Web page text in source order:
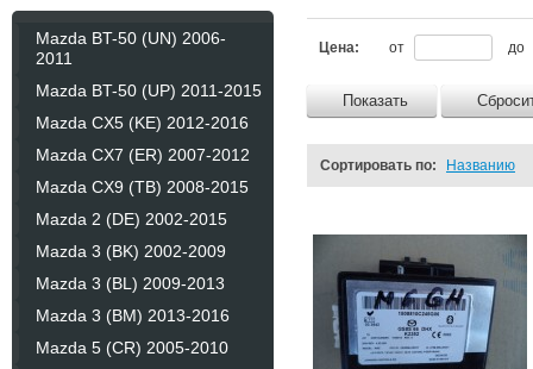
Mazda BT-50 (UN) 2006-
2011
Mazda BT-50 (UP) 2011-2015
Mazda CX5 (KE) 2012-2016
Mazda CX7 (ER) 2007-2012
Mazda CX9 (TB) 2008-2015
Mazda 2 (DE) 2002-2015
Mazda 3 (BK) 2002-2009
Mazda 3 (BL) 2009-2013
Mazda 3 (BM) 2013-2016
Mazda 5 (CR) 2005-2010
Цена: от до
Показать
Сортировать по: Названию